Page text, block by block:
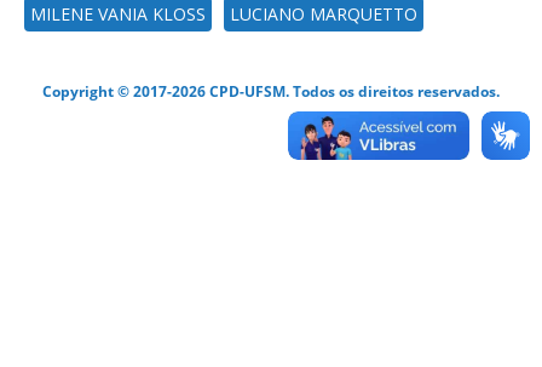
MILENE VANIA KLOSS LUCIANO MARQUETTO
Copyright © 2017-2026 CPD-UFSM. Todos os direitos reservados.